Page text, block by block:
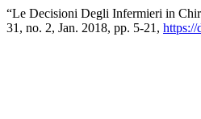
“Le Decisioni Degli Infermieri in
31, no. 2, Jan. 2018, pp. 5-21, https://